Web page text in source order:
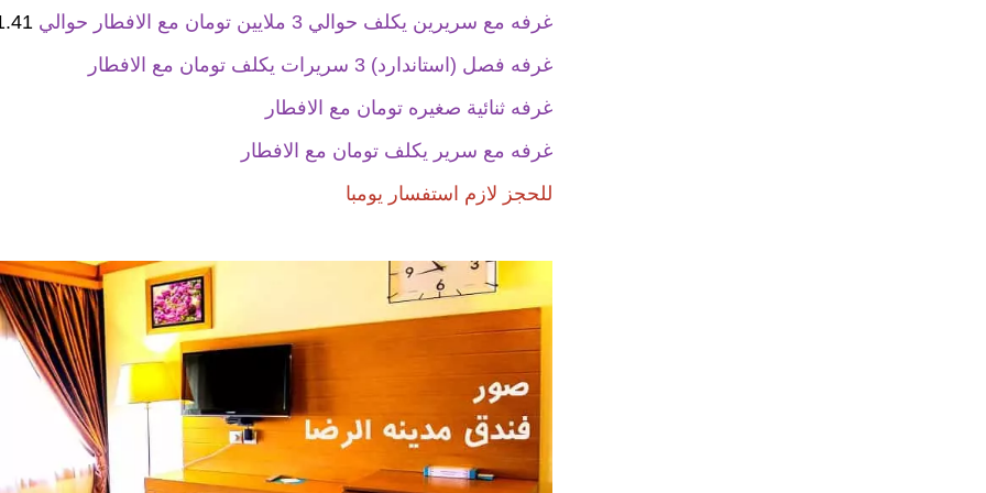
غرفه مع سريرين يكلف حوالي 3 ملايين تومان مع الافطار حوالي
61.41
غرفه فصل (استاندارد) 3 سريرات يكلف تومان مع الافطار
غرفه ثنائية صغيره تومان مع الافطار
غرفه مع سرير يكلف تومان مع الافطار
للحجز لازم استفسار يومبا